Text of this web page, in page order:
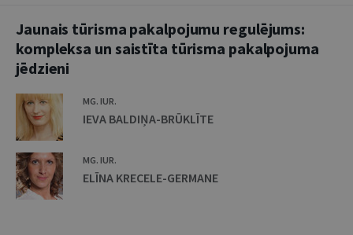
Jaunais tūrisma pakalpojumu regulējums:
kompleksa un saistīta tūrisma pakalpojuma
jēdzieni
MG. IUR.
IEVA BALDIŅA-BRŪKLĪTE
MG. IUR.
ELĪNA KRECELE-GERMANE